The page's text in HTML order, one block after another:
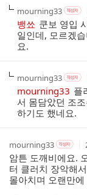
작
성
자
mourning33작
성
자
본
여
작
성
자
뱅쑈 쿤보 영입
일인데, 모르겠
요.
작
성
자
mourning33작
성
자
본
인
여
작
자
mourning33 플
서 몸담았던 조
하기도 했네요.
작
성
자
mourning33작
성
자
본
인
작
성
자
암튼 도깨비에요.
터 클러치 장악해
몰아치며 오랜만